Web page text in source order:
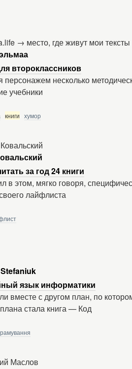
второклассников
персонажем несколько
учебники
книги хумор
за год 24 книги
в этом, мягко говоря,
лайфлиста
язык информатики
вместе с другом план, по
стала книга — Код